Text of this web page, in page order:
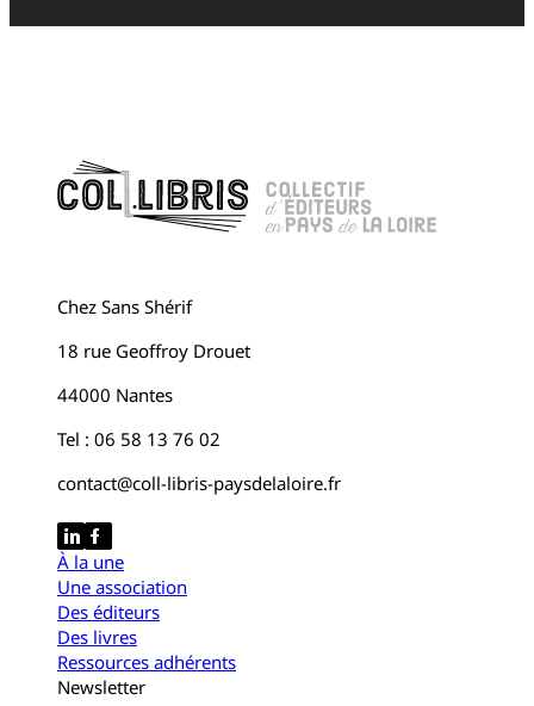
Chez Sans Shérif
18 rue Geoffroy Drouet
44000 Nantes
Tel : 06 58 13 76 02
contact@coll-libris-paysdelaloire.fr
À la une
Une association
Des éditeurs
Des livres
Ressources adhérents
Newsletter